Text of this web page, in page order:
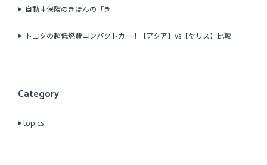
自動車保険のきほんの「き」
トヨタの超低燃費コンパクトカー！【アクア】vs【ヤリス】比較
Category
topics